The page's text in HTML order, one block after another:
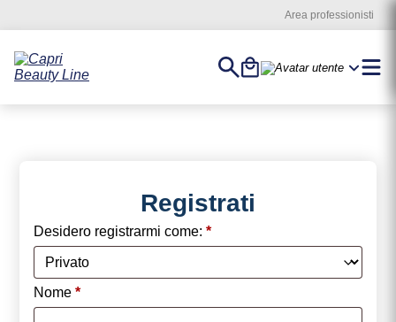
Area professionisti
CercaCarrelloAccount
Registrati
Desidero registrarmi come:*
Nome*